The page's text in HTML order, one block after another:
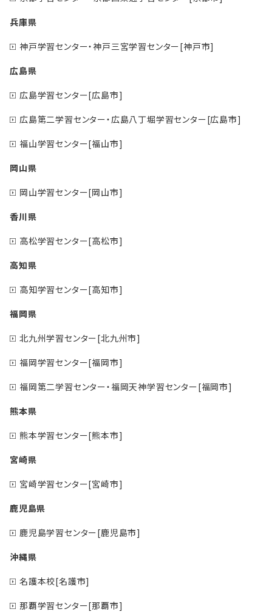
兵庫県
神戸学習センター・神戸三宮学習センター[神戸市]
広島県
広島学習センター[広島市]
広島第二学習センター・広島八丁堀学習センター[広島市]
福山学習センター[福山市]
岡山県
岡山学習センター[岡山市]
香川県
高松学習センター[高松市]
高知県
高知学習センター[高知市]
福岡県
北九州学習センター[北九州市]
福岡学習センター[福岡市]
福岡第二学習センター・福岡天神学習センター[福岡市]
熊本県
熊本学習センター[熊本市]
宮崎県
宮崎学習センター[宮崎市]
鹿児島県
鹿児島学習センター[鹿児島市]
沖縄県
名護本校[名護市]
那覇学習センター[那覇市]